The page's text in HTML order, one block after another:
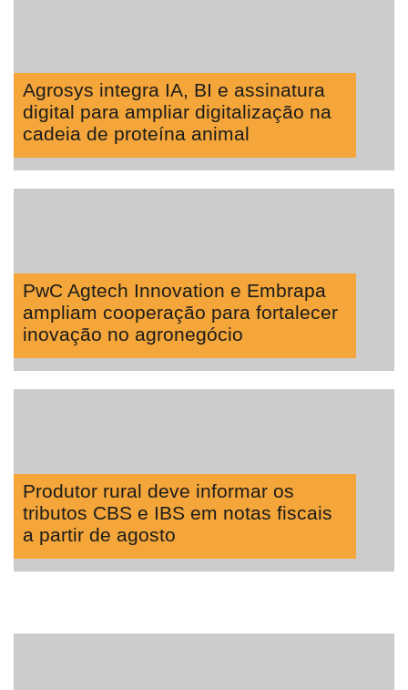
Agrosys integra IA, BI e assinatura
digital para ampliar digitalização na
cadeia de proteína animal
PwC Agtech Innovation e Embrapa
ampliam cooperação para fortalecer
inovação no agronegócio
Produtor rural deve informar os
tributos CBS e IBS em notas fiscais
a partir de agosto